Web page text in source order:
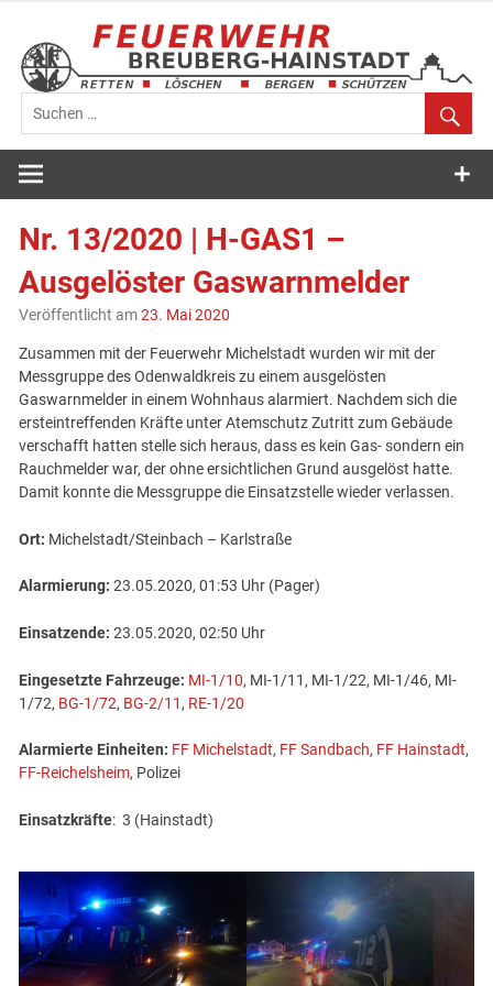
springen
Feuerwehr
Breuberg-
Hainstadt
Nr. 13/2020 | H-GAS1 –
Ausgelöster Gaswarnmelder
Veröffentlicht am23. Mai 2020
Zusammen mit der Feuerwehr Michelstadt wurden wir mit der
Messgruppe des Odenwaldkreis zu einem ausgelösten
Gaswarnmelder in einem Wohnhaus alarmiert. Nachdem sich die
ersteintreffenden Kräfte unter Atemschutz Zutritt zum Gebäude
verschafft hatten stelle sich heraus, dass es kein Gas- sondern ein
Rauchmelder war, der ohne ersichtlichen Grund ausgelöst hatte.
Damit konnte die Messgruppe die Einsatzstelle wieder verlassen.
Ort: Michelstadt/Steinbach – Karlstraße
Alarmierung: 23.05.2020, 01:53 Uhr (Pager)
Einsatzende: 23.05.2020, 02:50 Uhr
Eingesetzte Fahrzeuge: MI-1/10, MI-1/11, MI-1/22, MI-1/46, MI-
1/72, BG-1/72, BG-2/11, RE-1/20
Alarmierte Einheiten: FF Michelstadt, FF Sandbach, FF Hainstadt,
FF-Reichelsheim, Polizei
Einsatzkräfte: 3 (Hainstadt)